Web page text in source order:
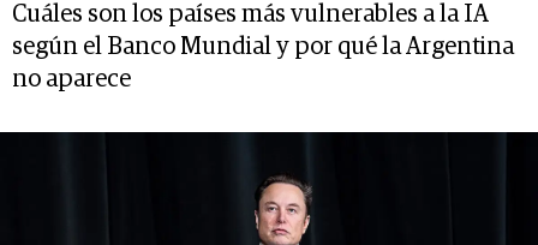
Cuáles son los países más vulnerables a la IA
según el Banco Mundial y por qué la Argentina
no aparece